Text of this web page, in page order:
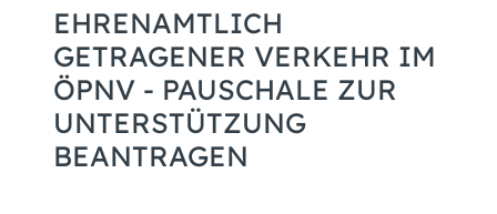
EHRENAMTLICH
GETRAGENER VERKEHR IM
ÖPNV - PAUSCHALE ZUR
UNTERSTÜTZUNG
BEANTRAGEN